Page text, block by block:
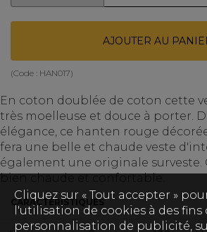
AJOUTER AU
(Code : HAN017)
En coton doublée de coton cette
très moelleuse et douce à porter.
élégance, ce hanten rouge
fera une belle et chaude veste
également une originale surveste.
CARACTÉRISTIQUES
Cliquez sur « Tout accepter »
l'utilisation de cookies à des fins
personnalisation de publicité,